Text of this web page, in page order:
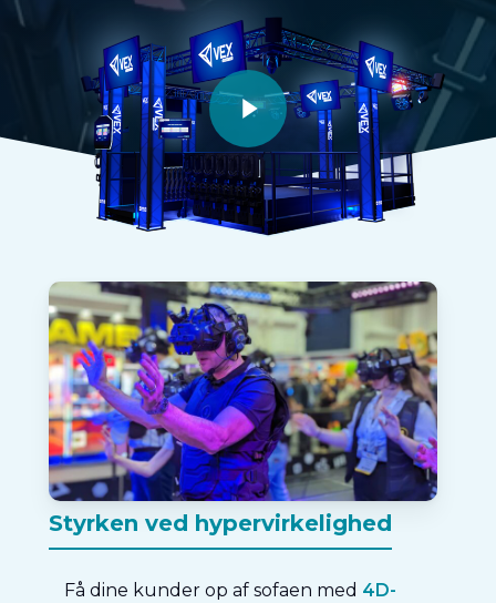
Afspil video
Styrken ved hypervirkelighed
Få dine kunder op af sofaen med 4D-